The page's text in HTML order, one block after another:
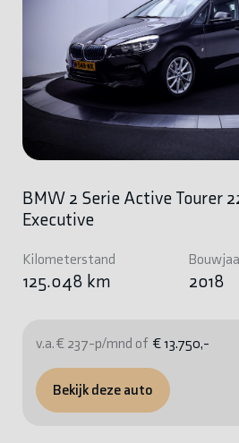
BMW 2 Serie Active Tourer
Executive
Kilometerstand
125.048 km 2018
v.a. € 237-p/mnd of € 13.750,-
Bekijk deze auto